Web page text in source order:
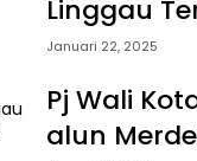
Linggau
Januari 22, 2025
Pj Wali
alun